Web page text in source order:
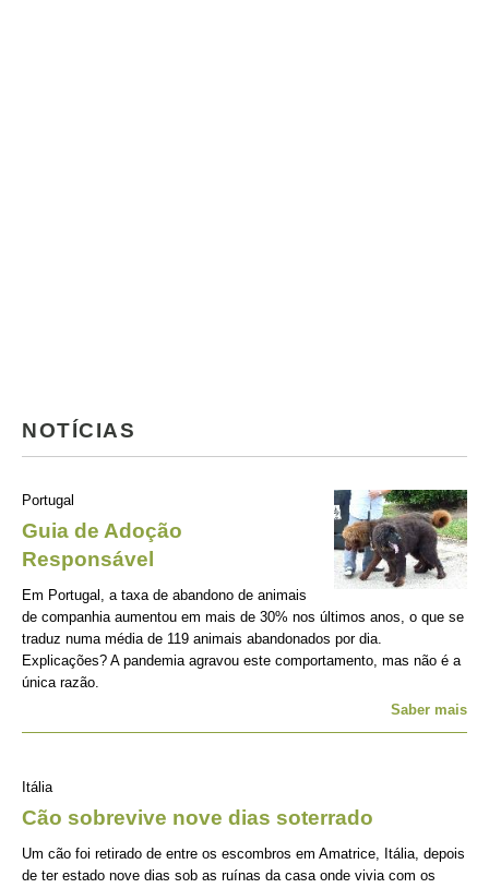
NOTÍCIAS
Portugal
Guia de Adoção
Responsável
Em Portugal, a taxa de abandono de animais
de companhia aumentou em mais de 30% nos últimos anos, o que se
traduz numa média de 119 animais abandonados por dia.
Explicações? A pandemia agravou este comportamento, mas não é a
única razão.
Saber mais
Itália
Cão sobrevive nove dias soterrado
Um cão foi retirado de entre os escombros em Amatrice, Itália, depois
de ter estado nove dias sob as ruínas da casa onde vivia com os